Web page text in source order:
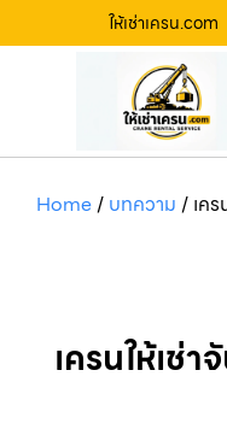
ให้เช่าเครน.com
Home/ บทความ / เค
เครนให้เช่